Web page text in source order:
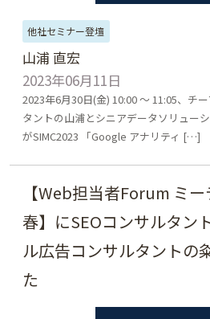
他社セミナー登壇
山浦 直宏
2023年06月11日
2023年6月30日(金) 10:00 ～ 11:05、チ
タントの山浦とシニアデータソリュー
がSIMC2023 「Google アナリティ […]
【Web担当者Forum ミ
春】にSEOコンサルタン
ル広告コンサルタントの
た